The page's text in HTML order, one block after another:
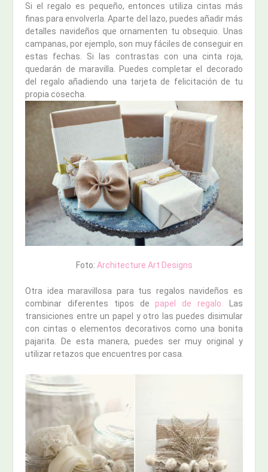
Si el regalo es pequeño, entonces utiliza cintas más
finas para envolverla. Aparte del lazo, puedes añadir más
detalles navideños que ornamenten tu obsequio. Unas
campanas, por ejemplo, son muy fáciles de conseguir en
estas fechas. Si las contrastas con una cinta roja,
quedarán de maravilla. Puedes completar el decorado
del regalo añadiendo una tarjeta de felicitación de tu
propia cosecha.
Foto: Architecture Art Designs
Otra idea maravillosa para tus regalos navideños es
combinar diferentes tipos de papel de regalo. Las
transiciones entre un papel y otro las puedes disimular
con cintas o elementos decorativos como una bonita
pajarita. De esta manera, puedes ser muy original y
utilizar retazos que encuentres por casa.